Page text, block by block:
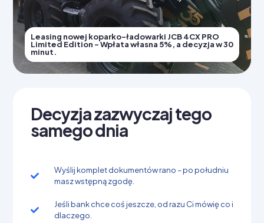
Decyzja zazwyczaj tego
samego dnia
Wyślij komplet dokumentów rano – po południu
masz wstępną zgodę.
Jeśli bank chce coś jeszcze, od razu Ci mówię co i
dlaczego.
Leasing nowej koparko-ładowarki JCB 4CX PRO
Limited Edition - Wpłata własna 5%, a decyzja w 30
minut.